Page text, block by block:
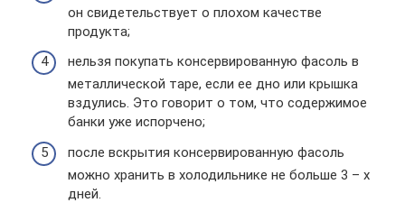
он свидетельствует о плохом качестве
продукта;
нельзя покупать консервированную фасоль в
металлической таре, если ее дно или крышка
вздулись. Это говорит о том, что содержимое
банки уже испорчено;
после вскрытия консервированную фасоль
можно хранить в холодильнике не больше 3 – х
дней.